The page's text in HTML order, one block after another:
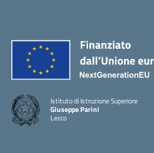
Istituto di Istruzione Superiore
Giuseppe Parini
Lecco